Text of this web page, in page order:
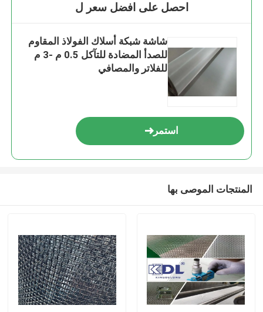
احصل على افضل سعر ل
شاشة شبكة أسلاك الفولاذ المقاوم
للصدأ المضادة للتآكل 0.5 م -3 م
للفلاتر والمصافي
استمر
المنتجات الموصى بها